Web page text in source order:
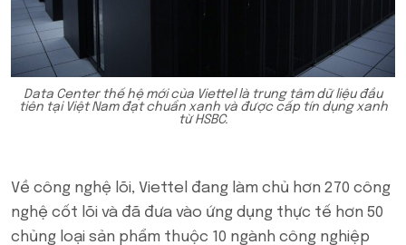
Data Center thế hệ mới của Viettel là trung tâm dữ liệu đầu
tiên tại Việt Nam đạt chuẩn xanh và được cấp tín dụng xanh
từ HSBC.
Về công nghệ lõi, Viettel đang làm chủ hơn 270 công
nghệ cốt lõi và đã đưa vào ứng dụng thực tế hơn 50
chủng loại sản phẩm thuộc 10 ngành công nghiệp